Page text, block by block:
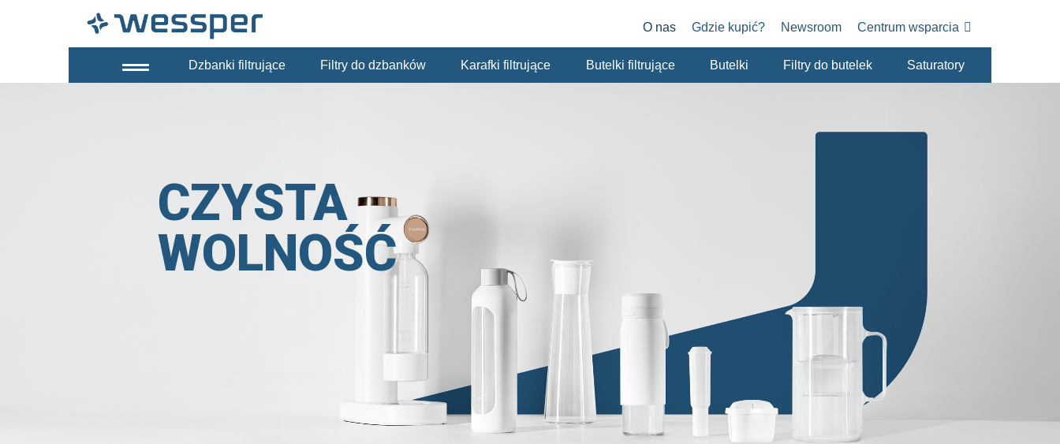
O nas Gdzie kupić? Newsroom Centrum wsparcia
Dzbanki filtrujące Filtry do dzbanków Karafki filtrujące Butelki filtrujące Butelki Filtry do butelek Saturatory
CZYSTA
WOLNOŚĆ